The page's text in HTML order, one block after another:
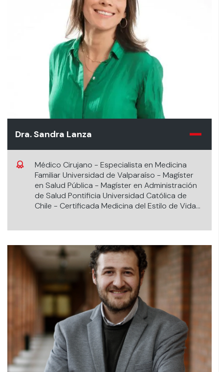
Dra. Sandra Lanza
Médico Cirujano - Especialista en Medicina
Familiar Universidad de Valparaíso - Magíster
en Salud Pública - Magíster en Administración
de Salud Pontificia Universidad Católica de
Chile - Certificada Medicina del Estilo de Vida